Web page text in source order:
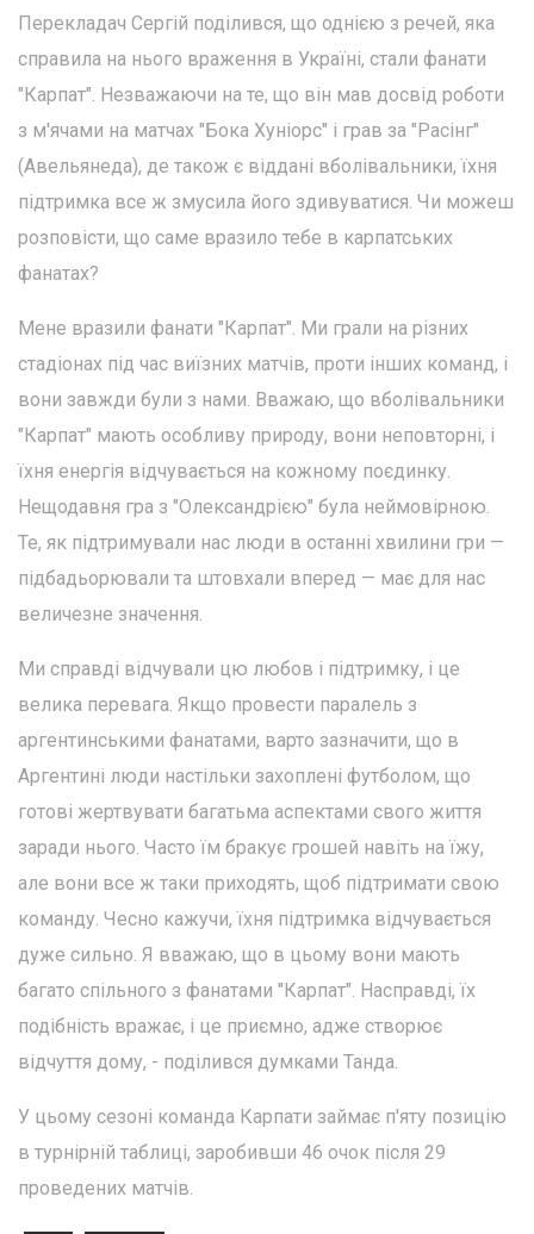
Перекладач Сергій поділився, що однією з речей, яка
справила на нього враження в Україні, стали фанати
"Карпат". Незважаючи на те, що він мав досвід роботи
з м'ячами на матчах "Бока Хуніорс" і грав за "Расінг"
(Авельянеда), де також є віддані вболівальники, їхня
підтримка все ж змусила його здивуватися. Чи можеш
розповісти, що саме вразило тебе в карпатських
фанатах?
Мене вразили фанати "Карпат". Ми грали на різних
стадіонах під час виїзних матчів, проти інших команд, і
вони завжди були з нами. Вважаю, що вболівальники
"Карпат" мають особливу природу, вони неповторні, і
їхня енергія відчувається на кожному поєдинку.
Нещодавня гра з "Олександрією" була неймовірною.
Те, як підтримували нас люди в останні хвилини гри —
підбадьорювали та штовхали вперед — має для нас
величезне значення.
Ми справді відчували цю любов і підтримку, і це
велика перевага. Якщо провести паралель з
аргентинськими фанатами, варто зазначити, що в
Аргентині люди настільки захоплені футболом, що
готові жертвувати багатьма аспектами свого життя
заради нього. Часто їм бракує грошей навіть на їжу,
але вони все ж таки приходять, щоб підтримати свою
команду. Чесно кажучи, їхня підтримка відчувається
дуже сильно. Я вважаю, що в цьому вони мають
багато спільного з фанатами "Карпат". Насправді, їх
подібність вражає, і це приємно, адже створює
відчуття дому, - поділився думками Танда.
У цьому сезоні команда Карпати займає п'яту позицію
в турнірній таблиці, заробивши 46 очок після 29
проведених матчів.